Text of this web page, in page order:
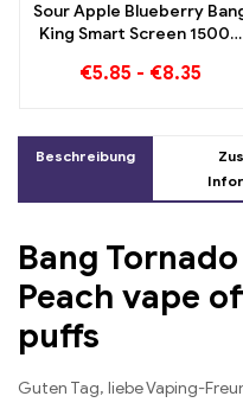
Sour Apple Blueberry
King Smart Screen 15000
Dampferlebnis voller
€5.85 - €8.35
Beschreibung
Bang
Peach vape
puffs
Guten Tag, liebe Vaping-